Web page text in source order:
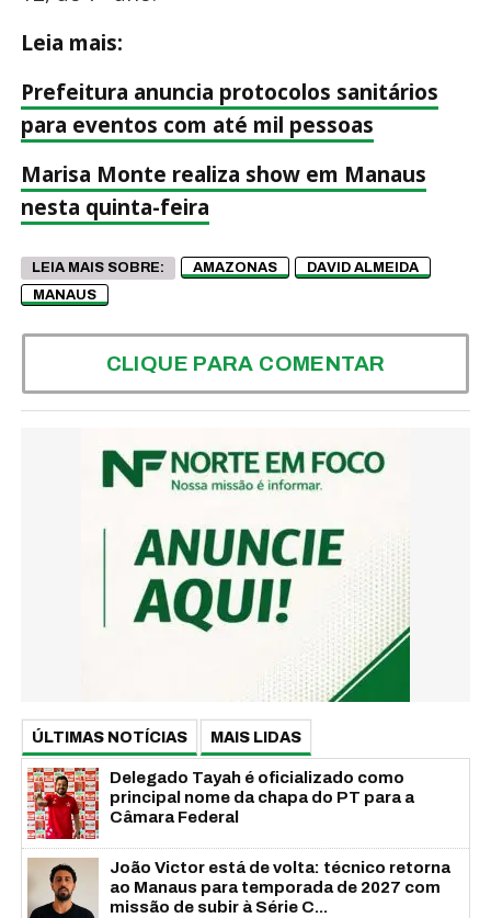
Leia mais:
Prefeitura anuncia protocolos sanitários
para eventos com até mil pessoas
Marisa Monte realiza show em Manaus
nesta quinta-feira
LEIA MAIS SOBRE: AMAZONAS
DAVID ALMEIDA
MANAUS
CLIQUE PARA COMENTAR
ÚLTIMAS NOTÍCIAS MAIS LIDAS
Delegado Tayah é oficializado como
principal nome da chapa do PT para a
Câmara Federal
João Victor está de volta: técnico retorna
ao Manaus para temporada de 2027 com
missão de subir à Série C...